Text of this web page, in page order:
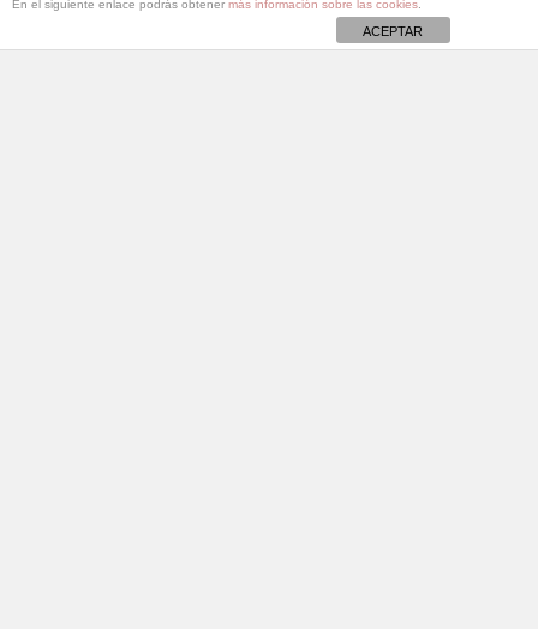
En el siguiente enlace podrás obtener más información sobre las cookies
ACEPTAR